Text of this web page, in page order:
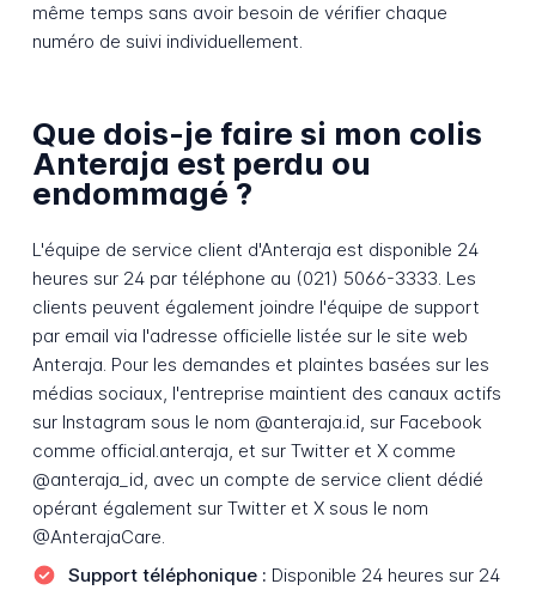
même temps sans avoir besoin de vérifier chaque
numéro de suivi individuellement.
Que dois-je faire si mon colis
Anteraja est perdu ou
endommagé ?
L'équipe de service client d'Anteraja est disponible 24
heures sur 24 par téléphone au (021) 5066-3333. Les
clients peuvent également joindre l'équipe de support
par email via l'adresse officielle listée sur le site web
Anteraja. Pour les demandes et plaintes basées sur les
médias sociaux, l'entreprise maintient des canaux actifs
sur Instagram sous le nom @anteraja.id, sur Facebook
comme official.anteraja, et sur Twitter et X comme
@anteraja_id, avec un compte de service client dédié
opérant également sur Twitter et X sous le nom
@AnterajaCare.
Support téléphonique : Disponible 24 heures sur 24